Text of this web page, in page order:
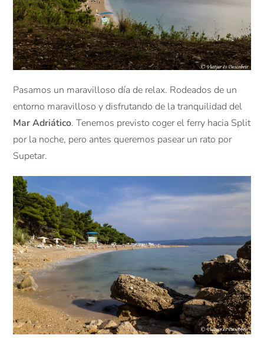
Pasamos un maravilloso día de relax. Rodeados de un
entorno maravilloso y disfrutando de la tranquilidad del
Mar Adriático. Tenemos previsto coger el ferry hacia Split
por la noche, pero antes queremos pasear un rato por
Supetar.